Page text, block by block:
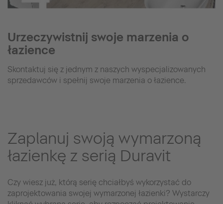
Urzeczywistnij swoje marzenia o
łazience
Skontaktuj się z jednym z naszych wyspecjalizowanych
sprzedawców i spełnij swoje marzenia o łazience.
Zaplanuj swoją wymarzoną
łazienkę z serią Duravit
Czy wiesz już, którą serię chciałbyś wykorzystać do
zaprojektowania swojej wymarzonej łazienki? Wystarczy